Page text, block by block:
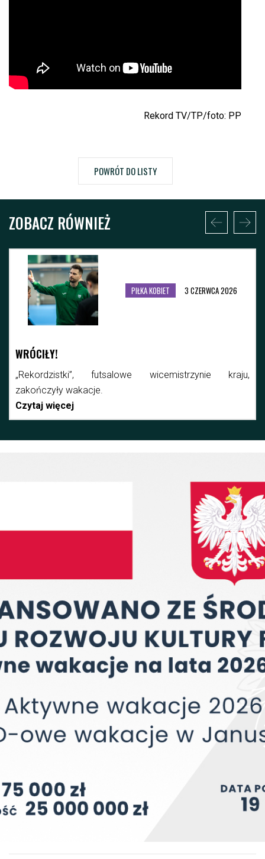
Rekord TV/TP/foto: PP
POWRÓT DO LISTY
ZOBACZ RÓWNIEŻ
PIŁKA KOBIET 3 CZERWCA 2026
WRÓCIŁY!
„Rekordzistki”, futsalowe wicemistrzynie kraju,
zakończyły wakacje.
Czytaj więcej